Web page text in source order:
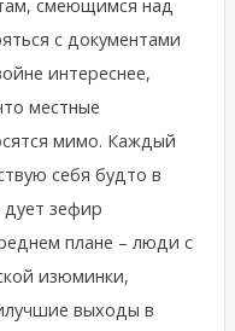
смеющимся над
с документами
интереснее,
местные
мимо. Каждый
себя будто в
зефир
плане – люди с
изюминки,
выходы в